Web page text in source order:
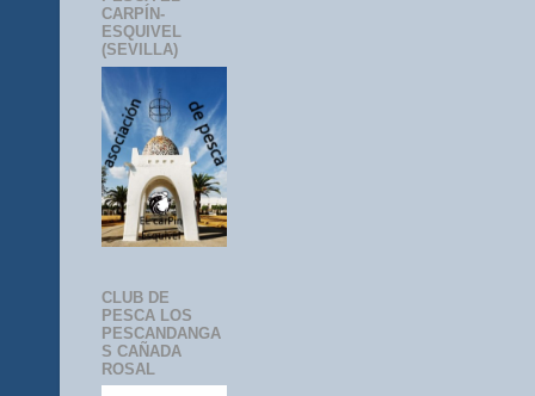
CARPÍN-
ESQUIVEL
(SEVILLA)
CLUB DE
PESCA LOS
PESCANDANGA
S CAÑADA
ROSAL